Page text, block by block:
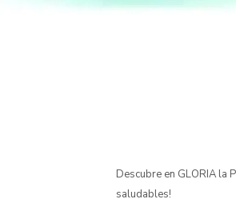
Descubre en GLORIA la
saludables!